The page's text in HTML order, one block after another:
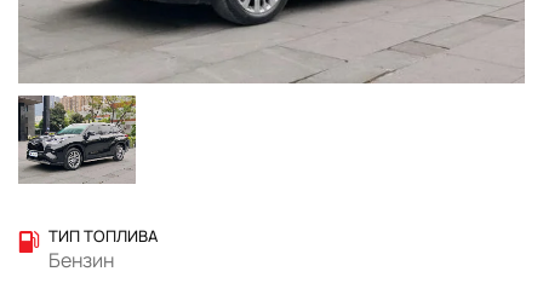
ТИП ТОПЛИВА
Бензин